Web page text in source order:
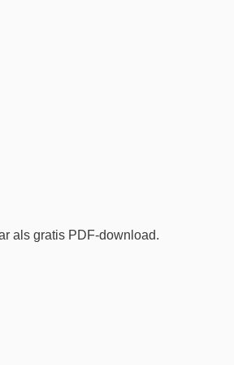
als gratis PDF-download.